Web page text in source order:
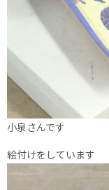
小泉さんです
絵付けをしています